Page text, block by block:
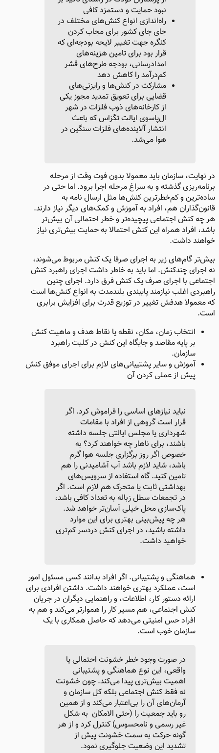
نبود حمایت و دستمزد کافی
راه‌اندازی انواع کنش‌های مختلف در
جای جای کشور برای مجاب کردن
کنگره جهت تغییر لایحه بودجه‌ای که
قرار بود برای تامین هزینه‌های
امدادرسانی، بودجه طرح‌های قشر
کم‌درآمد را کاهش دهد
مشارکت در کنش‌ها و رایزنی‌های
قضایی برای تعویق تمدید مجوز یکی
از کارخانه‌های ذوب فلزات در شهر
ال‌پاسوی ایالت تگزاس که باعث
انتشار آلاینده‌های فلزات سنگین در
هوا می‌شد.
در نهایت، سازمان باید معمولا بدون فوت وقت از مرحله
برنامه‌ریزی گذشته و به سراغ مرحله اجرا برود. اما حتی در
ساده‌ترین و کم‌خطرترین کنش‌ها مثل ارسال نامه به
قانون‌گذاران هم، افراد به آموزش و کمک‌های دیگر نیاز دارند.
هر چه کنش اجتماعی پیچیده‌تر و خطر احتمالی آن بیش‌تر
باشد، افراد همراه این کنش احتمالا به حمایت بیش‌تری نیاز
خواهند داشت.
بیش‌تر گام‌های زیر به اجرای صرفا یک کنش مربوط می‌شوند،
نه اجرای چندکنش. اما باید به خاطر داشت اجرای راهبرد کنش
اجتماعی با اجرای صرف یک کنش فرق دارد. اجرای چنین
راهبردی اغلب نیازمند پایبندی بلندمدت به انواع کنش‌ها است
که معمولا هدفش تغییر در توزیع قدرت برای افزایش برابری
است.
انتخاب زمان، مکان، نقطه یا نقاط هدف و ماهیت کنش
بر پایه مقاصد و جایگاه این کنش در کلیت راهبرد
سازمان.
آموزش و سایر پشتیبانی‌های لازم برای اجرای موفق کنش
پیش از عملی کردن آن
نباید نیازهای اساسی را فراموش کرد. اگر
قرار است گروهی از افراد با مقامات
شهرداری یا مجلس ایالتی جلسه داشته
باشند، برای ناهار چه خواهند کرد؟ به
خصوص اگر روز برگزاری جلسه هوا گرم
باشد، شاید لازم باشد آب آشامیدنی را هم
تامین کنید. گاه استفاده از سرویس‌های
بهداشتی ثابت یا متحرک هم لازم است. اگر
در تجمعات سطل زباله به تعداد کافی باشد،
پاک‌سازی محل خیلی آسان‌تر خواهد شد.
هر چه پیش‌بینی بهتری برای این موارد
داشته باشید، در اجرای کنش دردسر کم‌تری
خواهید داشت.
هماهنگی و پشتیبانی. اگر افراد بدانند کسی مسئول امور
است، عملکرد بهتری خواهند داشت. داشتن افرادی برای
ارائه دستور کار، اطلاعات، و راهنمایی دیگران در جریان
کنش اجتماعی، هم مسیر کار را هموارتر می‌کند و هم به
افراد حس امنیتی می‌دهد که حاصل همکاری با یک
سازمان خوب است.
در صورت وجود خطر خشونت احتمالی یا
واقعی، این نوع هماهنگی و پشتیبانی
اهمیت بیش‌تری پیدا می‌کند. چون خشونت
نه فقط کنش اجتماعی بلکه کل سازمان و
آرمان‌های آن را بی‌اعتبار می‌کند و از همین
رو باید جمعیت را (حتی الامکان به شکل
غیر رسمی و نامحسوس) کنترل کرد و از هر
گونه حرکت به سمت خشونت پیش از
تشدید این وضعیت جلوگیری نمود.